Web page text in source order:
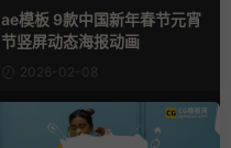
新年素材
ae模板 9款中国新年春节元宵
节竖屏动态海报动画
2026-02-08